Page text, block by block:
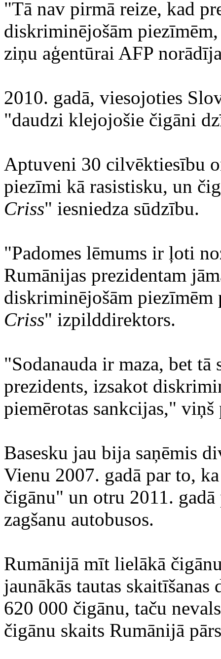
"Tā nav pirmā reize, kad
diskriminējošām
ziņu aģentūrai AFP
2010. gadā, viesojoties
"daudzi klejojošie čigāni
Aptuveni 30 cilvēktiesību
piezīmi kā rasistisku, un
Criss" iesniedza sūdzību.
"Padomes lēmums ir ļoti
Rumānijas prezidentam
diskriminējošām
Criss" izpilddirektors.
"Sodanauda ir maza, bet
prezidents, izsakot
piemērotas sankcijas,"
Basesku jau bija saņēmis
Vienu 2007. gadā par to,
čigānu" un otru 2011.
zagšanu autobusos.
Rumānijā mīt lielākā
jaunākās tautas
620 000 čigānu, taču
čigānu skaits Rumānijā